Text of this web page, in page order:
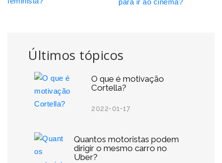
Últimos tópicos
O que é motivação
Cortella?
2022-01-17
Quantos motoristas podem
dirigir o mesmo carro no
Uber?
para ir ao cinema?